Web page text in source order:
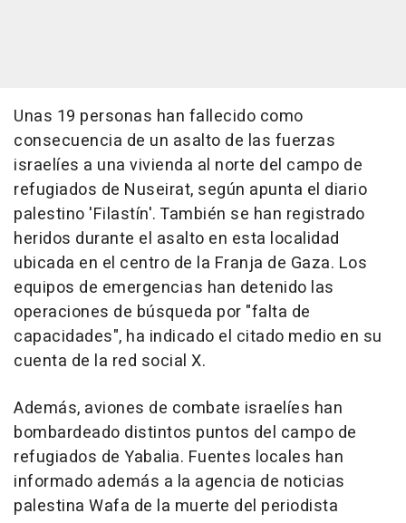
Unas 19 personas han fallecido como
consecuencia de un asalto de las fuerzas
israelíes a una vivienda al norte del campo de
refugiados de Nuseirat, según apunta el diario
palestino 'Filastín'. También se han registrado
heridos durante el asalto en esta localidad
ubicada en el centro de la Franja de Gaza. Los
equipos de emergencias han detenido las
operaciones de búsqueda por "falta de
capacidades", ha indicado el citado medio en su
cuenta de la red social X.
Además, aviones de combate israelíes han
bombardeado distintos puntos del campo de
refugiados de Yabalia. Fuentes locales han
informado además a la agencia de noticias
palestina Wafa de la muerte del periodista